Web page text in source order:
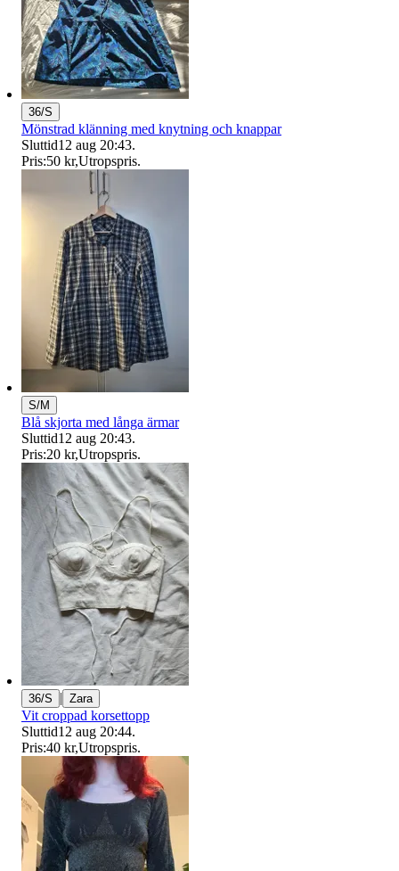
36/S
Mönstrad klänning med knytning och knappar
Sluttid12 aug 20:43.
Pris:50 kr,Utropspris.
S/M
Blå skjorta med långa ärmar
Sluttid12 aug 20:43.
Pris:20 kr,Utropspris.
36/S | Zara
Vit croppad korsettopp
Sluttid12 aug 20:44.
Pris:40 kr,Utropspris.